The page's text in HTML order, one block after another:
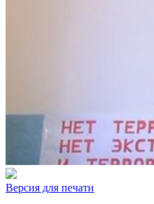
Версия для печати